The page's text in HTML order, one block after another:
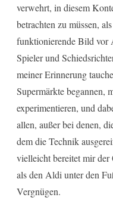
verwehrt, in diesem
betrachten zu müssen,
funktionierende Bild vor
Spieler und
meiner Erinnerung
Supermärkte begannen,
experimentieren, und
allen, außer bei denen,
dem die Technik
vielleicht bereitet mir der
als den Aldi unter den
Vergnügen.